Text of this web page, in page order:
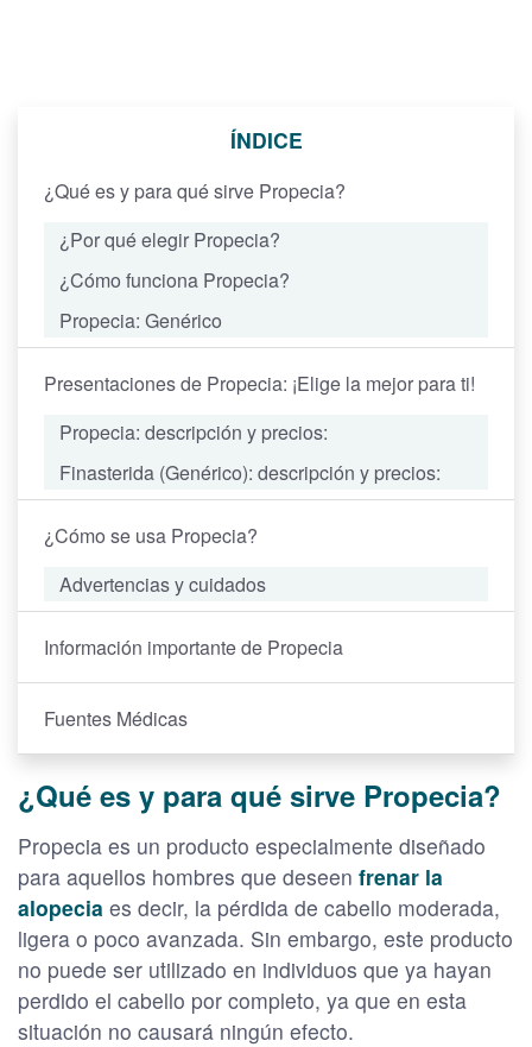
ÍNDICE
¿Qué es y para qué sirve Propecia?
¿Por qué elegir Propecia?
¿Cómo funciona Propecia?
Propecia: Genérico
Presentaciones de Propecia: ¡Elige la mejor para ti!
Propecia: descripción y precios:
Finasterida (Genérico): descripción y precios:
¿Cómo se usa Propecia?
Advertencias y cuidados
Información importante de Propecia
Fuentes Médicas
¿Qué es y para qué sirve Propecia?
Propecia es un producto especialmente diseñado
para aquellos hombres que deseen frenar la
alopecia es decir, la pérdida de cabello moderada,
ligera o poco avanzada. Sin embargo, este producto
no puede ser utilizado en individuos que ya hayan
perdido el cabello por completo, ya que en esta
situación no causará ningún efecto.